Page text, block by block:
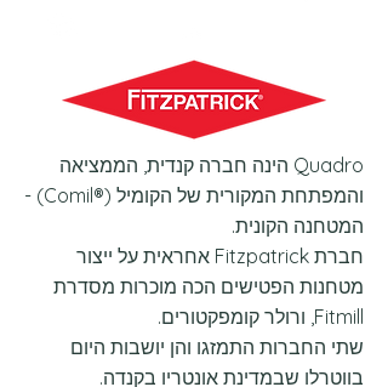
Quadro הינה חברה קנדית, הממציאה
והמפתחת המקורית של הקומיל (®Comil) -
המטחנה הקונית.
חברת Fitzpatrick אחראית על ייצור
מטחנות הפטישים הכה מוכרות מסדרת
Fitmill, ורולר קומפקטורים.
שתי החברות התמזגו והן יושבות היום
בווטרלו שבמדינת אונטריו בקנדה.